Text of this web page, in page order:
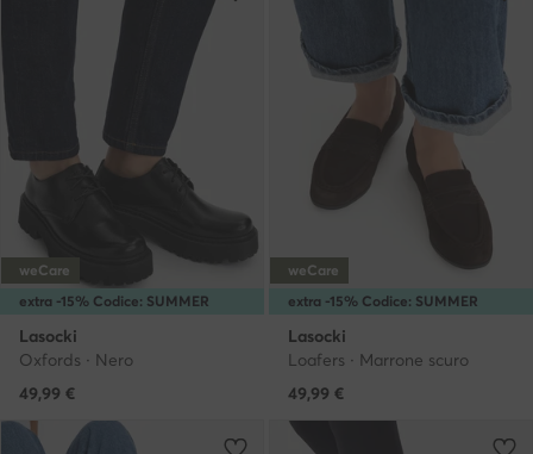
extra -15% Codice: SUMMER
weCare
Lasocki
Oxfords · Nero
49,99 €
extra -15% Codice: SUMMER
weCare
Lasocki
Loafers · Marrone scuro
49,99 €